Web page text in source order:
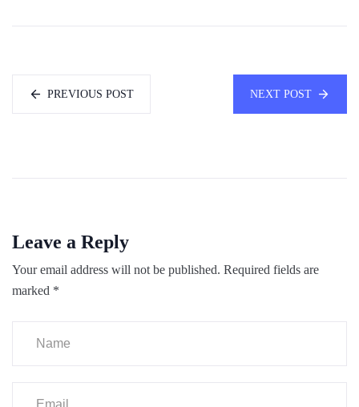
PREVIOUS POST NEXT POST
Leave a Reply
Your email address will not be published. Required fields are
marked *